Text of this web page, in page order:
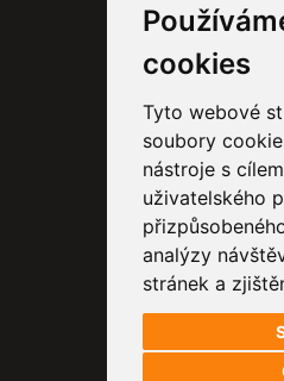
cookies
Tyto webové
soubory
nástroje s
uživatelského
analýzy
stránek a
Tel.:+420
76001